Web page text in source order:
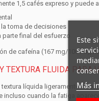
1,5 cafés expreso y puede
toma de decisiones
final del esfuerzo
de cafeína (167 mg/100 ml),
TEXTURA FLUIDA PARA
textura líquida ligeramente
cuando la fatiga aparece.
Este
Más